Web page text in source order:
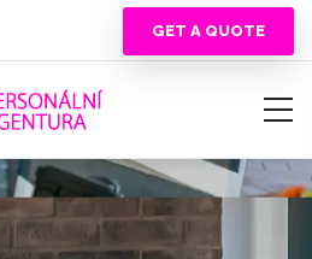
GET A QUOTE